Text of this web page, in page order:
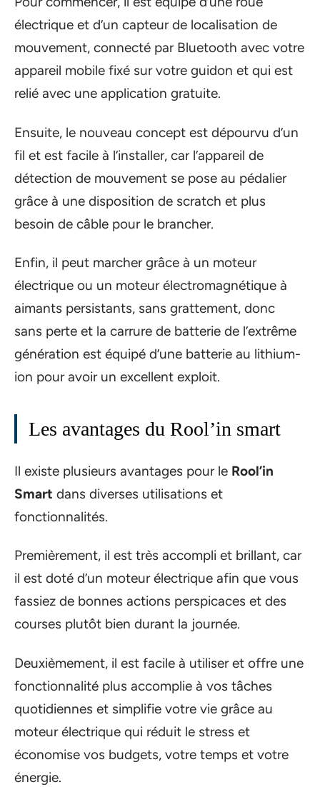
électrique et d’un capteur de localisation de
mouvement, connecté par Bluetooth avec votre
appareil mobile fixé sur votre guidon et qui est
relié avec une application gratuite.
Ensuite, le nouveau concept est dépourvu d’un
fil et est facile à l’installer, car l’appareil de
détection de mouvement se pose au pédalier
grâce à une disposition de scratch et plus
besoin de câble pour le brancher.
Enfin, il peut marcher grâce à un moteur
électrique ou un moteur électromagnétique à
aimants persistants, sans grattement, donc
sans perte et la carrure de batterie de l’extrême
génération est équipé d’une batterie au lithium-
ion pour avoir un excellent exploit.
Les avantages du Rool’in smart
Il existe plusieurs avantages pour le Rool’in
Smart dans diverses utilisations et
fonctionnalités.
Premièrement, il est très accompli et brillant, car
il est doté d’un moteur électrique afin que vous
fassiez de bonnes actions perspicaces et des
courses plutôt bien durant la journée.
Deuxièmement, il est facile à utiliser et offre une
fonctionnalité plus accomplie à vos tâches
quotidiennes et simplifie votre vie grâce au
moteur électrique qui réduit le stress et
économise vos budgets, votre temps et votre
énergie.